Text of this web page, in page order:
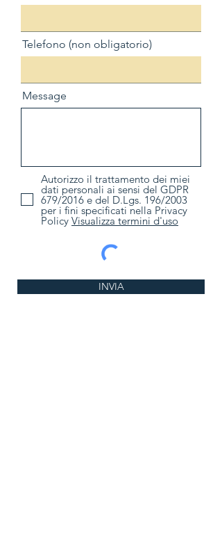
Telefono (non obligatorio)
Message
Autorizzo il trattamento dei miei
dati personali ai sensi del GDPR
679/2016 e del D.Lgs. 196/2003
per i fini specificati nella Privacy
Policy Visualizza termini d'uso
INVIA